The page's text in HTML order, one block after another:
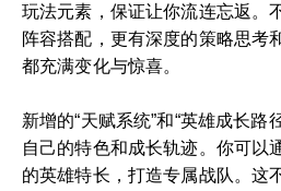
玩法元素，保证让你流连忘返。
阵容搭配，更有深度的策略思考
都充满变化与惊喜。
新增的“天赋系统”和“英雄成长路
自己的特色和成长轨迹。你可以
的英雄特长，打造专属战队。这